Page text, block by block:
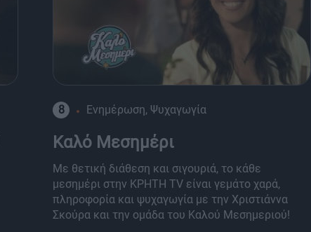
8 Ενημέρωση, Ψυχαγωγία
Καλό Μεσημέρι
Με θετική διάθεση και σιγουριά, το κάθε
μεσημέρι στην ΚΡΗΤΗ TV είναι γεμάτο χαρά,
πληροφορία και ψυχαγωγία με την Χριστιάννα
Σκούρα και την ομάδα του Καλού Μεσημεριού!